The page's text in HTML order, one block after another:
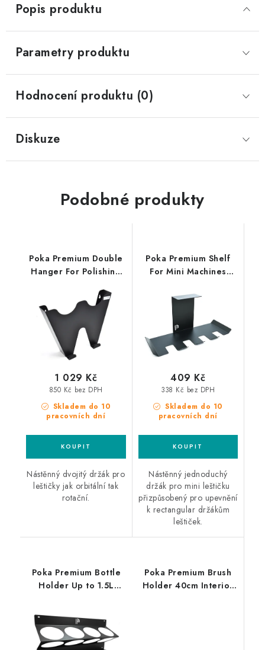
Popis produktu
Parametry produktu
Hodnocení produktu (0)
Diskuze
Podobné produkty
Poka Premium Double
Hanger For Polishing
leštiček
Skladem do 10
pracovních dní
850 Kč bez DPH
1 029 Kč
Nástěnný dvojitý držák pro
leštičky jak orbitální tak
rotační.
Poka Premium Shelf
For Mini Machines
Skladem do 10
pracovních dní
338 Kč bez DPH
409 Kč
Nástěnný jednoduchý
držák pro mini leštičku
přizpůsobený pro upevnění
k rectangular držákům
leštiček.
Poka Premium Bottle
Holder Up to 1.5L
Poka Premium Brush
Holder 40cm Interior